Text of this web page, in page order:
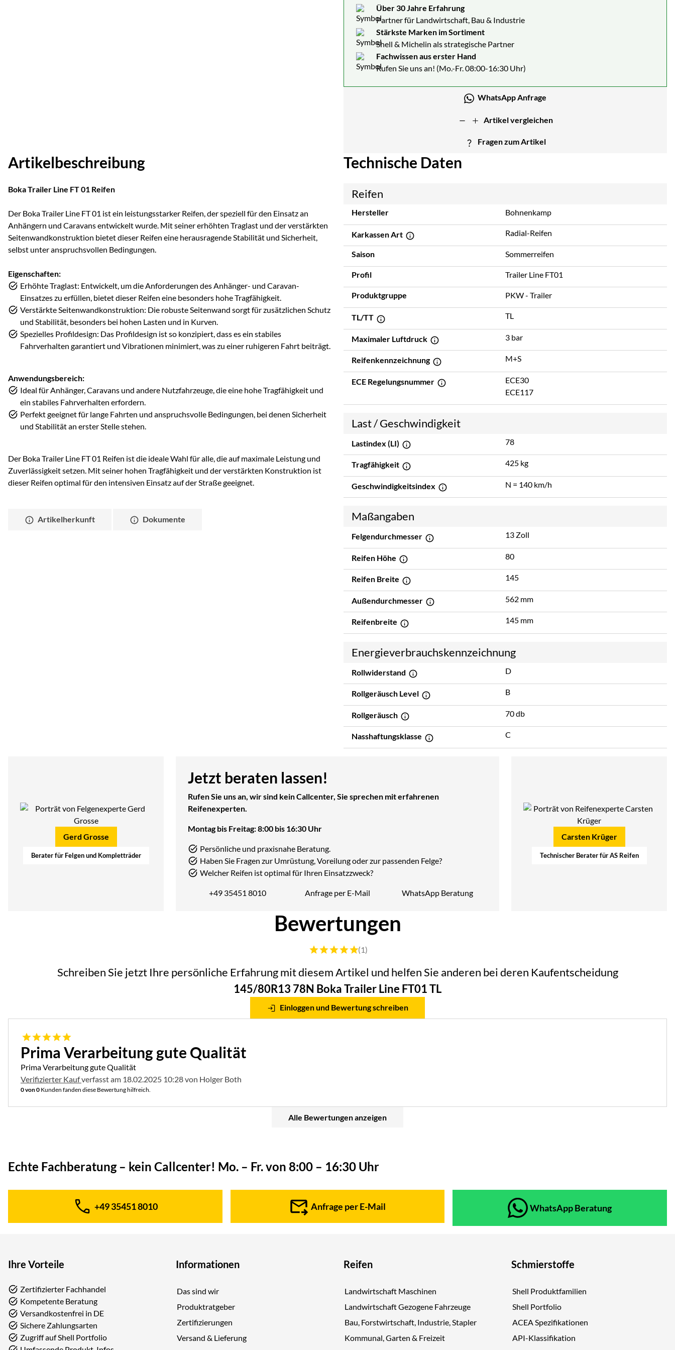
Über 30 Jahre Erfahrung
Partner für Landwirtschaft, Bau & Industrie
Stärkste Marken im Sortiment
Shell & Michelin als strategische Partner
Fachwissen aus erster Hand
Rufen Sie uns an! (Mo.-Fr. 08:00-16:30 Uhr)
WhatsApp Anfrage
Artikel vergleichen
Fragen zum Artikel
Artikelbeschreibung
Boka Trailer Line FT 01 Reifen
Der Boka Trailer Line FT 01 ist ein leistungsstarker Reifen, der speziell für den Einsatz an
Anhängern und Caravans entwickelt wurde. Mit seiner erhöhten Traglast und der verstärkten
Seitenwandkonstruktion bietet dieser Reifen eine herausragende Stabilität und Sicherheit,
selbst unter anspruchsvollen Bedingungen.
Eigenschaften:
Erhöhte Traglast: Entwickelt, um die Anforderungen des Anhänger- und Caravan-
Einsatzes zu erfüllen, bietet dieser Reifen eine besonders hohe Tragfähigkeit.
Verstärkte Seitenwandkonstruktion: Die robuste Seitenwand sorgt für zusätzlichen Schutz
und Stabilität, besonders bei hohen Lasten und in Kurven.
Spezielles Profildesign: Das Profildesign ist so konzipiert, dass es ein stabiles
Fahrverhalten garantiert und Vibrationen minimiert, was zu einer ruhigeren Fahrt beiträgt.
Anwendungsbereich:
Ideal für Anhänger, Caravans und andere Nutzfahrzeuge, die eine hohe Tragfähigkeit und
ein stabiles Fahrverhalten erfordern.
Perfekt geeignet für lange Fahrten und anspruchsvolle Bedingungen, bei denen Sicherheit
und Stabilität an erster Stelle stehen.
Der Boka Trailer Line FT 01 Reifen ist die ideale Wahl für alle, die auf maximale Leistung und
Zuverlässigkeit setzen. Mit seiner hohen Tragfähigkeit und der verstärkten Konstruktion ist
dieser Reifen optimal für den intensiven Einsatz auf der Straße geeignet.
Artikelherkunft Dokumente
Technische Daten
Reifen
Hersteller Bohnenkamp
Karkassen Art Radial-Reifen
Saison Sommerreifen
Profil Trailer Line FT01
Produktgruppe PKW - Trailer
TL/TT TL
Maximaler Luftdruck 3 bar
Reifenkennzeichnung M+S
ECE Regelungsnummer
ECE30
ECE117
Last / Geschwindigkeit
Lastindex (LI) 78
Tragfähigkeit 425 kg
Geschwindigkeitsindex N = 140 km/h
Maßangaben
Felgendurchmesser 13 Zoll
Reifen Höhe 80
Reifen Breite 145
Außendurchmesser 562 mm
Reifenbreite 145 mm
Energieverbrauchskennzeichnung
Rollwiderstand D
Rollgeräusch Level B
Rollgeräusch 70 db
Nasshaftungsklasse C
Gerd Grosse
Berater für Felgen und Kompletträder
Jetzt beraten lassen!
Rufen Sie uns an, wir sind kein Callcenter, Sie sprechen mit erfahrenen
Reifenexperten.
Montag bis Freitag: 8:00 bis 16:30 Uhr
Persönliche und praxisnahe Beratung.
Haben Sie Fragen zur Umrüstung, Voreilung oder zur passenden Felge?
Welcher Reifen ist optimal für Ihren Einsatzzweck?
Telefon:
+49 35451 8010 Anfrage per E-Mail WhatsApp Beratung
Carsten Krüger
Technischer Berater für AS Reifen
Bewertungen
Bewertung: 5 von 5 (1 Bewertungen)
(1)
Schreiben Sie jetzt Ihre persönliche Erfahrung mit diesem Artikel und helfen Sie anderen bei deren Kaufentscheidung
145/80R13 78N Boka Trailer Line FT01 TL
Einloggen und Bewertung schreiben
5 von 5
Prima Verarbeitung gute Qualität
Prima Verarbeitung gute Qualität
Verifizierter Kaufverfasst am 18.02.2025 10:28 von Holger Both
0 von 0 Kunden fanden diese Bewertung hilfreich.
Alle Bewertungen anzeigen
Echte Fachberatung – kein Callcenter! Mo. – Fr. von 8:00 – 16:30 Uhr
Telefon:
+49 35451 8010 Anfrage per E-Mail WhatsApp Beratung
Ihre Vorteile
Zertifizierter Fachhandel
Kompetente Beratung
Versandkostenfrei in DE
Sichere Zahlungsarten
Zugriff auf Shell Portfolio
Informationen
Das sind wir
Produktratgeber
Zertifizierungen
Versand & Lieferung
Reifen
Landwirtschaft Maschinen
Landwirtschaft Gezogene Fahrzeuge
Bau, Forstwirtschaft, Industrie, Stapler
Kommunal, Garten & Freizeit
Schmierstoffe
Shell Produktfamilien
Shell Portfolio
ACEA Spezifikationen
API-Klassifikation